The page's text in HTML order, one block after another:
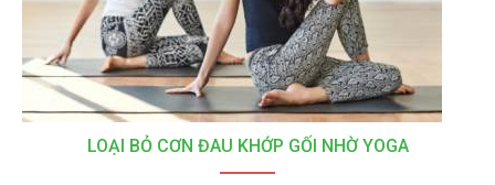
LOẠI BỎ CƠN ĐAU KHỚP GỐI NHỜ YOGA